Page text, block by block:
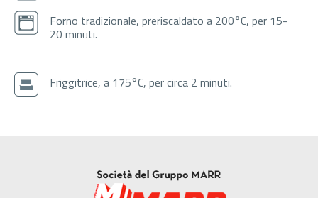
Forno tradizionale, preriscaldato a 200°C, per 15-
20 minuti.
Friggitrice, a 175°C, per circa 2 minuti.